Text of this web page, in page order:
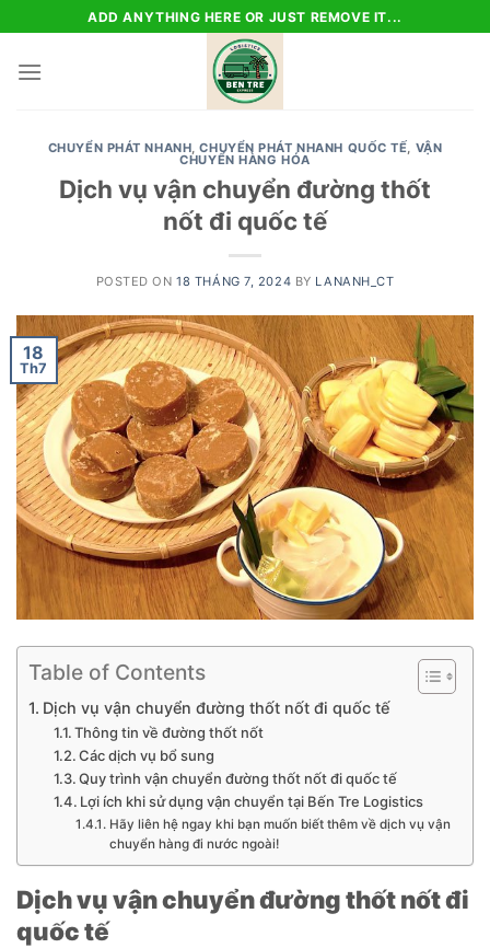
to
content
ADD ANYTHING HERE OR JUST REMOVE IT...
CHUYỂN PHÁT NHANH,CHUYỂN PHÁT NHANH QUỐC TẾ, VẬN
CHUYỂN HÀNG HÓA
Dịch vụ vận chuyển đường thốt
nốt đi quốc tế
POSTED ON18 THÁNG 7, 2024 BY LANANH_CT
18
Th7
Table of Contents
Dịch vụ vận chuyển đường thốt nốt đi quốc tế
Thông tin về đường thốt nốt
Các dịch vụ bổ sung
Quy trình vận chuyển đường thốt nốt đi quốc tế
Lợi ích khi sử dụng vận chuyển tại Bến Tre Logistics
Hãy liên hệ ngay khi bạn muốn biết thêm về dịch vụ vận
chuyển hàng đi nước ngoài!
Dịch vụ vận chuyểnđường thốt nốtđi
quốc tế